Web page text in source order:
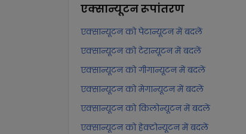
एक्सान्यूटनरूपांतरण
एक्सान्यूटन को पेटान्यूटन में बदलें
एक्सान्यूटन को टेरान्यूटन में बदलें
एक्सान्यूटन को गीगान्यूटन में बदलें
एक्सान्यूटन को मेगान्यूटन में बदलें
एक्सान्यूटन को किलोन्यूटन में बदलें
एक्सान्यूटन को हेक्टोन्यूटन में बदलें